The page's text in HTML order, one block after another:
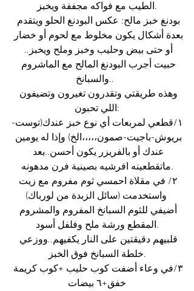
الطيب مع فواكه مجففة ويخبز.
بودنغ خبز مالح: عكس البودنغ الحلو ويتقدم
بعدة أشكال يكون مخلوط مع لحوم أو خضار
أو حتى بيض وحليب وخبز وملح ويخبز..
حبيت أجرب البودنغ المالح مع الماشروم
والسبانخ..
وهذه طريقتي وتقدرون تغيرون وتضيفون
اللي تحبون:
١/قطعي لمربعات أي نوع خبز عندك(توست-
بريوش-باجيت-صمون،،،،،الخ) وإذا له يومين
عندك أو بالفريزر يكون أحسن..بعد
ماتقطعينه افرشيه بصينية فرن مدهونه.
٢/ في مقلاة احمسي ثوم مفروم مع زيت
أضيفي للثوم السبانخ المفروم والمشروم
المقطع ورشة ملح وفلفل أسود.
قلبيهم دقيقتين على النار يكفيهم..ووزعي
خلطة السبانخ فوق الخبز.
٣/في وعاء أضفت كوب حليب +كوب كريمة
خفق+٦ بيضات